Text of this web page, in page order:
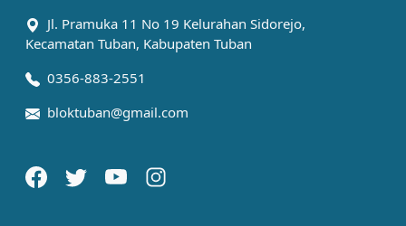
Jl. Pramuka 11 No 19 Kelurahan Sidorejo,
Kecamatan Tuban, Kabupaten Tuban
0356-883-2551
bloktuban@gmail.com